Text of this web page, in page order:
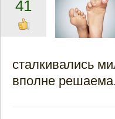
41
сталкивались
вполне